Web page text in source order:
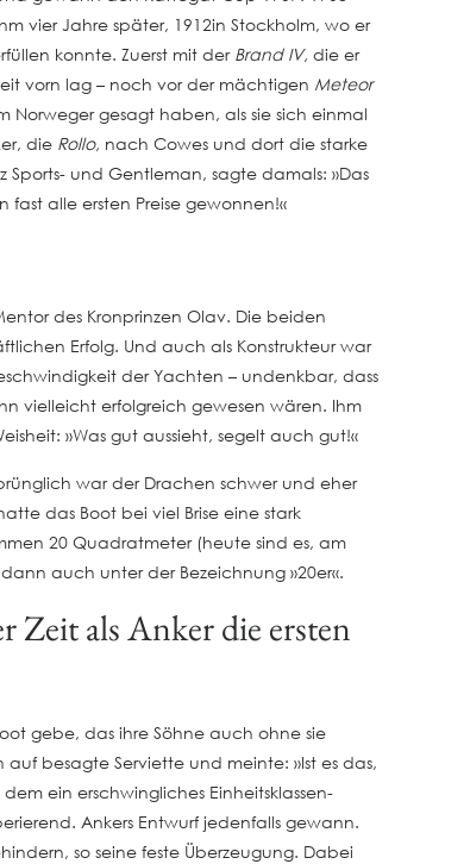
vier Jahre später, 1912in Stockholm, wo er
konnte. Zuerst mit der Brand IV,die er
vorn lag – noch vor der mächtigen Meteor
Norweger gesagt haben, als sie sich einmal
die Rollo, nach Cowes und dort die starke
und Gentleman, sagte damals: »Das
alle ersten Preise gewonnen!«
des Kronprinzen Olav. Die beiden
Erfolg. Und auch als Konstrukteur war
der Yachten – undenkbar, dass
vielleicht erfolgreich gewesen wären. Ihm
»Was gut aussieht, segelt auch gut!«
war der Drachen schwer und eher
das Boot bei viel Brise eine stark
20 Quadratmeter (heute sind es, am
auch unter der Bezeichnung »20er«.
Zeit als Anker die ersten
gebe, das ihre Söhne auch ohne sie
besagte Serviette und meinte: »Ist es das,
ein erschwingliches Einheitsklassen-
Ankers Entwurf jedenfalls gewann.
so seine feste Überzeugung. Dabei